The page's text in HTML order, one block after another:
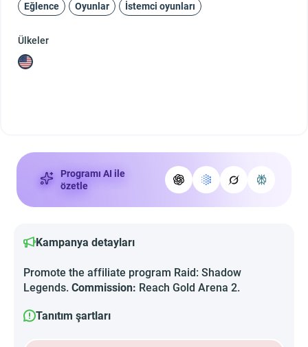
Eğlence Oyunlar İstemci oyunları
Ülkeler
Programı AI ile
özetle
Kampanya detayları
Promote the affiliate program Raid: Shadow
Legends. Commission: Reach Gold Arena 2.
Tanıtım şartları